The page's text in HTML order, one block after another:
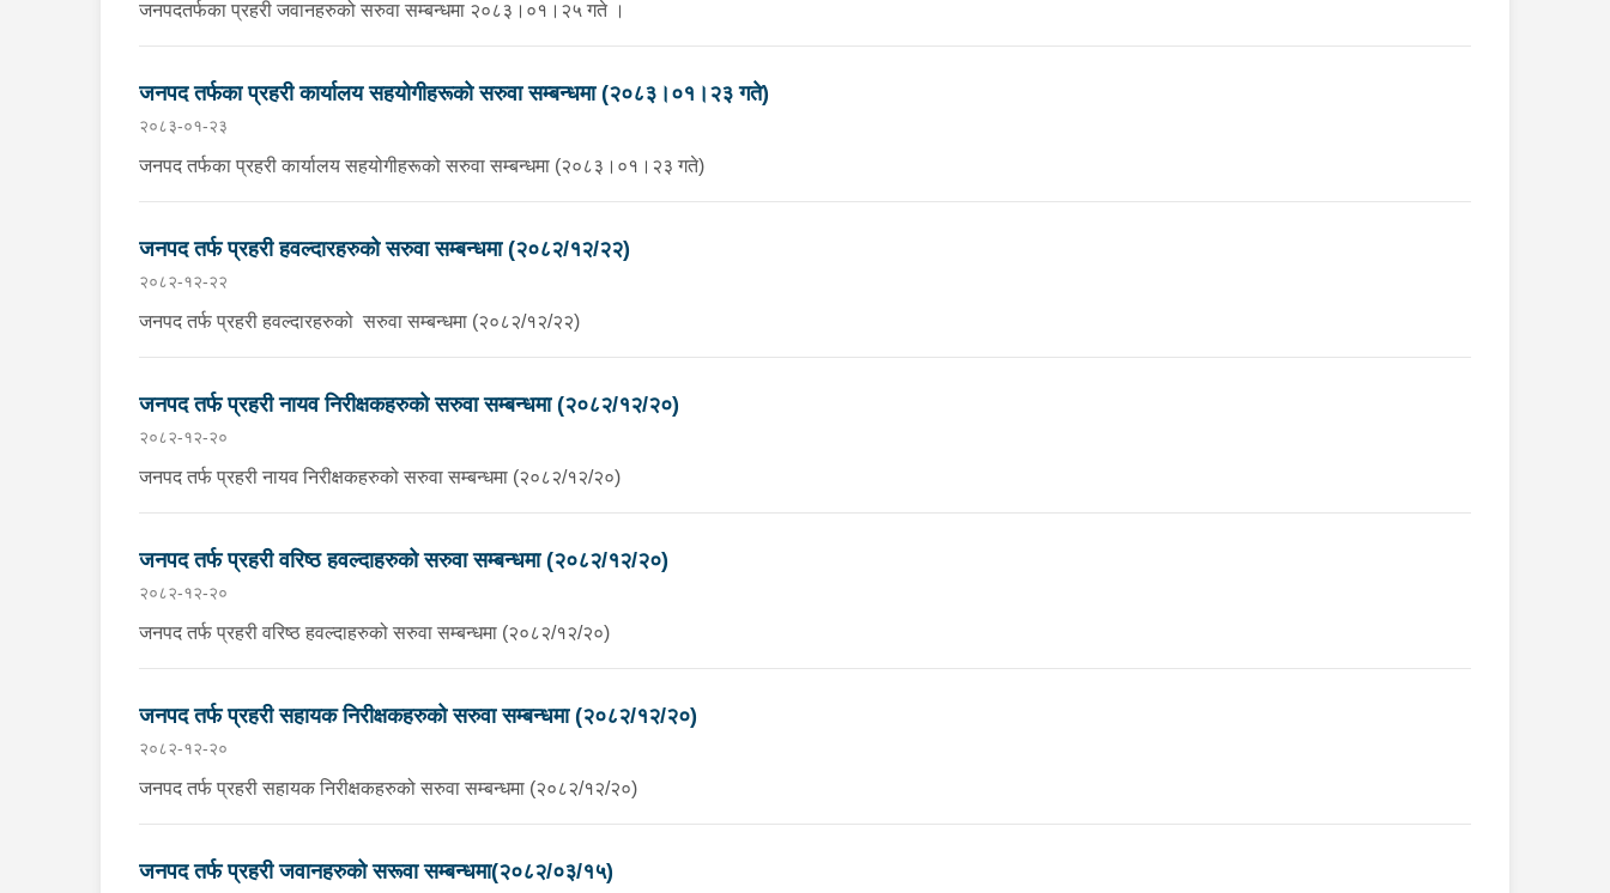
जनपदतर्फका प्रहरी जवानहरुको सरुवा सम्बन्धमा २०८३।०१।२५ गते ।
जनपद तर्फका प्रहरी कार्यालय सहयोगीहरूको सरुवा सम्बन्धमा (२०८३।०१।२३ गते)
२०८३-०१-२३
जनपद तर्फका प्रहरी कार्यालय सहयोगीहरूको सरुवा सम्बन्धमा (२०८३।०१।२३ गते)
जनपद तर्फ प्रहरी हवल्दारहरुको सरुवा सम्बन्धमा (२०८२/१२/२२)
२०८२-१२-२२
जनपद तर्फ प्रहरी हवल्दारहरुको सरुवा सम्बन्धमा (२०८२/१२/२२)
जनपद तर्फ प्रहरी नायव निरीक्षकहरुको सरुवा सम्बन्धमा (२०८२/१२/२०)
२०८२-१२-२०
जनपद तर्फ प्रहरी नायव निरीक्षकहरुको सरुवा सम्बन्धमा (२०८२/१२/२०)
जनपद तर्फ प्रहरी वरिष्ठ हवल्दाहरुको सरुवा सम्बन्धमा (२०८२/१२/२०)
२०८२-१२-२०
जनपद तर्फ प्रहरी वरिष्ठ हवल्दाहरुको सरुवा सम्बन्धमा (२०८२/१२/२०)
जनपद तर्फ प्रहरी सहायक निरीक्षकहरुको सरुवा सम्बन्धमा (२०८२/१२/२०)
२०८२-१२-२०
जनपद तर्फ प्रहरी सहायक निरीक्षकहरुको सरुवा सम्बन्धमा (२०८२/१२/२०)
जनपद तर्फ प्रहरी जवानहरुको सरूवा सम्बन्धमा(२०८२/०३/१५)